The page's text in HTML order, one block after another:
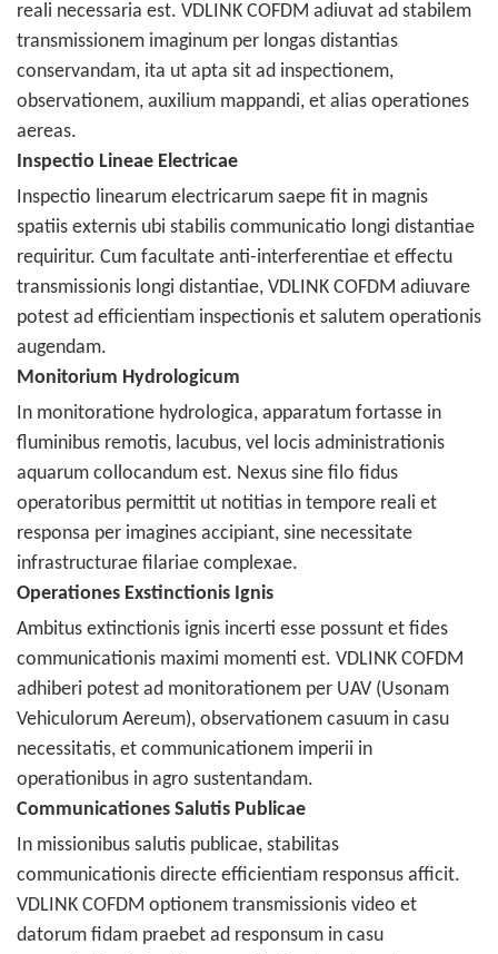
reali necessaria est. VDLINK COFDM adiuvat ad stabilem
transmissionem imaginum per longas distantias
conservandam, ita ut apta sit ad inspectionem,
observationem, auxilium mappandi, et alias operationes
aereas.
Inspectio Lineae Electricae
Inspectio linearum electricarum saepe fit in magnis
spatiis externis ubi stabilis communicatio longi distantiae
requiritur. Cum facultate anti-interferentiae et effectu
transmissionis longi distantiae, VDLINK COFDM adiuvare
potest ad efficientiam inspectionis et salutem operationis
augendam.
Monitorium Hydrologicum
In monitoratione hydrologica, apparatum fortasse in
fluminibus remotis, lacubus, vel locis administrationis
aquarum collocandum est. Nexus sine filo fidus
operatoribus permittit ut notitias in tempore reali et
responsa per imagines accipiant, sine necessitate
infrastructurae filariae complexae.
Operationes Exstinctionis Ignis
Ambitus extinctionis ignis incerti esse possunt et fides
communicationis maximi momenti est. VDLINK COFDM
adhiberi potest ad monitorationem per UAV (Usonam
Vehiculorum Aereum), observationem casuum in casu
necessitatis, et communicationem imperii in
operationibus in agro sustentandam.
Communicationes Salutis Publicae
In missionibus salutis publicae, stabilitas
communicationis directe efficientiam responsus afficit.
VDLINK COFDM optionem transmissionis video et
datorum fidam praebet ad responsum in casu